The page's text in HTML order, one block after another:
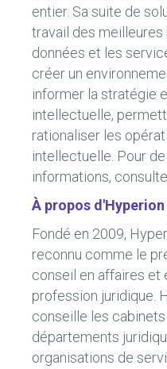
entier. Sa suite de
travail des
données et les
créer un
informer la stratégie
intellectuelle,
rationaliser les
intellectuelle. Pour
informations,
À propos d'Hyperion
Fondé en 2009,
reconnu comme le
conseil en affaires et
profession juridique.
conseille les
départements
organisations de